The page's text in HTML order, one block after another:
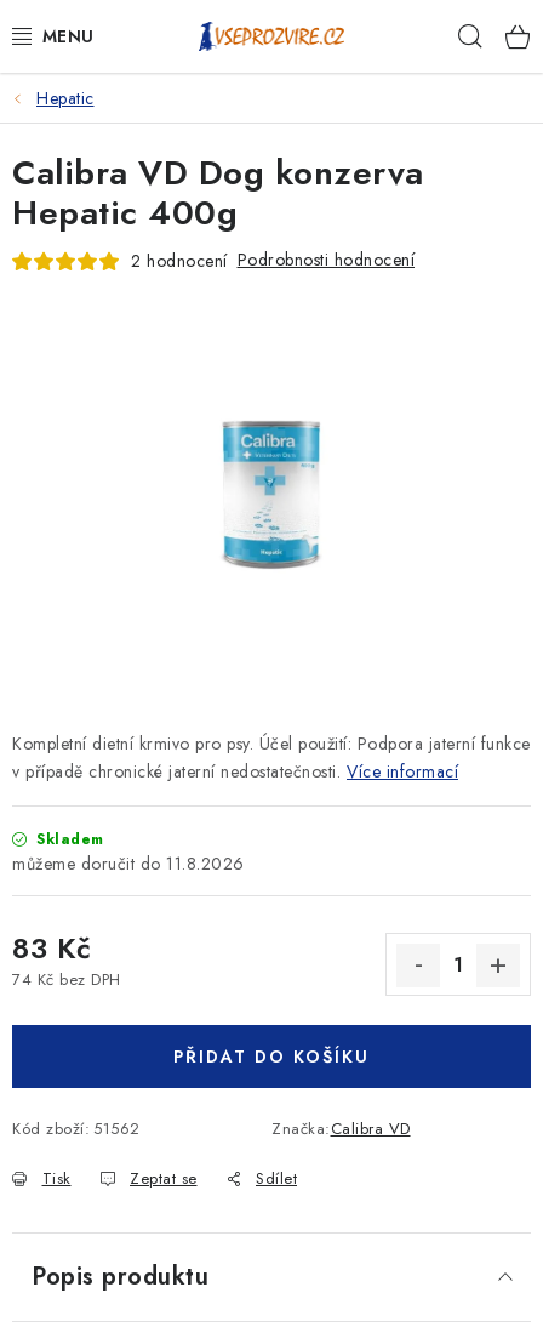
na
PSI
KOČKY
KONĚ
KRÁLÍCI/HLODAVCI/PTÁCI
Hepatic
Kompletní dietní krmivo pro psy. Účel použití: Podpora jaterní funkce
v případě chronické jaterní nedostatečnosti. Více informací
Skladem
11.8.2026
83 Kč
74 Kč bez DPH
PŘIDAT DO KOŠÍKU
Kód zboží: 51562 Značka:Calibra VD
Tisk Zeptat se Sdílet
Calibra VD Dog konzerva
Hepatic 400g
2 hodnocení Podrobnosti hodnocení
Popis produktu